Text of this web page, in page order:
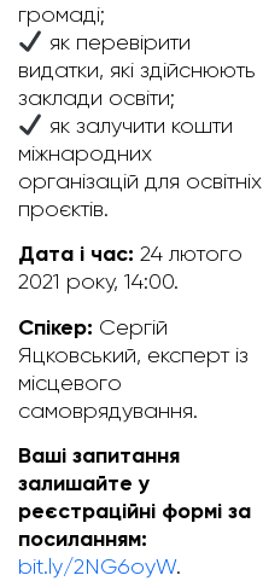
громаді;
як перевірити
видатки, які здійснюють
заклади освіти;
як залучити кошти
міжнародних
організацій для освітніх
проєктів.
Дата і час: 24 лютого
2021 року, 14:00.
Спікер: Сергій
Яцковський, експерт із
місцевого
самоврядування.
Ваші запитання
залишайте у
реєстраційні формі за
посиланням:
bit.ly/2NG6oyW.